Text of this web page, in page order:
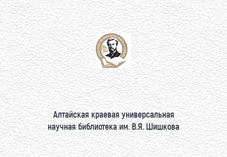
Алтайская краевая универсальная
научная библиотека им. В.Я. Шишкова